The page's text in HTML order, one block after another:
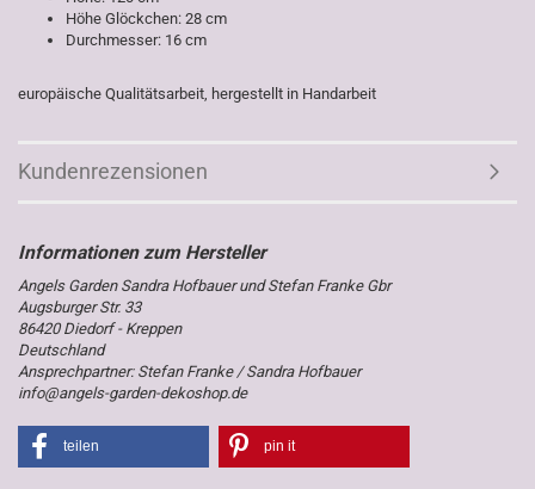
Höhe Glöckchen: 28 cm
Durchmesser: 16 cm
europäische Qualitätsarbeit, hergestellt in Handarbeit
Kundenrezensionen
Angels Garden Sandra Hofbauer und Stefan Franke Gbr
Augsburger Str. 33
86420 Diedorf - Kreppen
Deutschland
Ansprechpartner: Stefan Franke / Sandra Hofbauer
info@angels-garden-dekoshop.de
teilen pin it